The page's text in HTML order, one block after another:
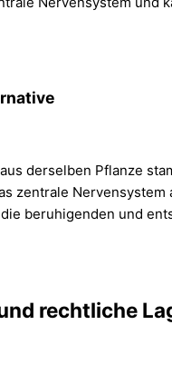
derselben Pflanze
zentrale
beruhigenden und
rechtliche